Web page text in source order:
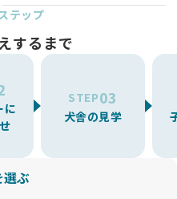
テップ
するまで
に
STEP03
犬舎の見学
ぶ